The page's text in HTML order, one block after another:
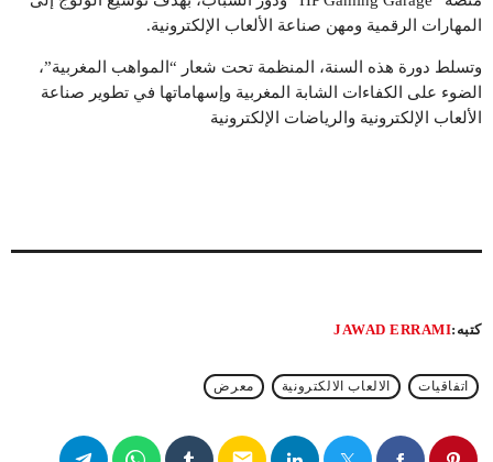
المهارات الرقمية ومهن صناعة الألعاب الإلكترونية.
وتسلط دورة هذه السنة، المنظمة تحت شعار “المواهب المغربية”،
الضوء على الكفاءات الشابة المغربية وإسهاماتها في تطوير صناعة
الألعاب الإلكترونية والرياضات الإلكترونية
كتبه:JAWAD ERRAMI
اتفاقيات الالعاب الالكترونية معرض